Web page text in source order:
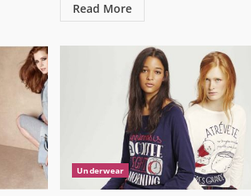
Read More
Underwear